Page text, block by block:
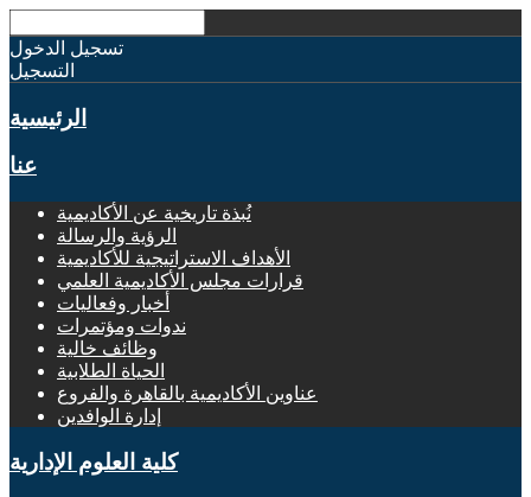
تسجيل الدخول
التسجيل
الرئيسية
عنا
نُبذة تاريخية عن الأكاديمية
الرؤية والرسالة
الأهداف الاستراتيجية للأكاديمية
قرارات مجلس الأكاديمية العلمي
أخبار وفعاليات
ندوات ومؤتمرات
وظائف خالية
الحياة الطلابية
عناوين الأكاديمية بالقاهرة والفروع
إدارة الوافدين
كلية العلوم الإدارية